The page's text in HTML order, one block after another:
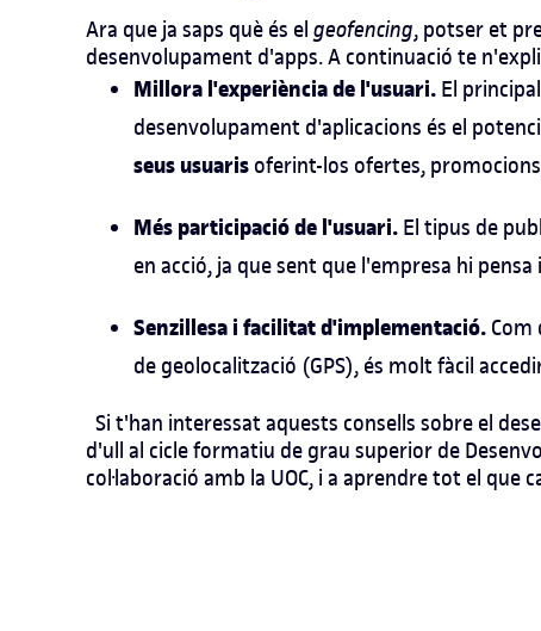
Ara que ja saps què és el geofencing, potser et
desenvolupament d'apps. A continuació te
Millora l'experiència de l'usuari. El
desenvolupament d'aplicacions és el
seus usuaris oferint-los ofertes,
Més participació de l'usuari. El tipus de
en acció, ja que sent que l'empresa hi
Senzillesa i facilitat d'implementació.
de geolocalització (GPS), és molt fàcil
Si t'han interessat aquests consells sobre el
d'ull al cicle formatiu de grau superior de
col·laboració amb la UOC, i a aprendre tot el